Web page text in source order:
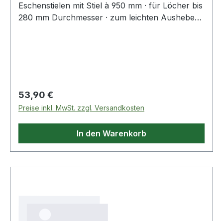
Eschenstielen mit Stiel à 950 mm · für Löcher bis
280 mm Durchmesser · zum leichten Ausheben
Regulärer Preis:
53,90 €
Preise inkl. MwSt. zzgl. Versandkosten
In den Warenkorb